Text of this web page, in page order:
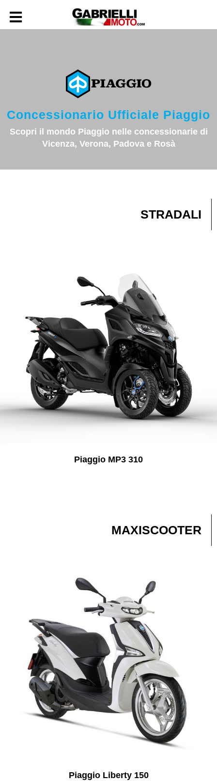
Concessionario Ufficiale Piaggio
Scopri il mondo Piaggio nelle concessionarie di
Vicenza, Verona, Padova e Rosà
STRADALI
Piaggio MP3 310
MAXISCOOTER
Piaggio Liberty 150